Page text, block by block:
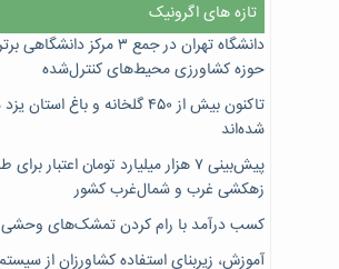
تازه های اگرونیک
دانشگاه تهران در جمع ۳ مرکز
حوزه کشاورزی محیط‌های کنترل‌شده
تاکنون بیش از ۴۵۰ گلخانه و باغ
شده‌اند
پیش‌بینی ۷‌ هزار میلیارد تومان اعتبار
زهکشی غرب و شمال‌غرب کشور
کسب درآمد با رام کردن تمشک‌های وحشی
آموزش، زیربنای استفاده کشاورزان از